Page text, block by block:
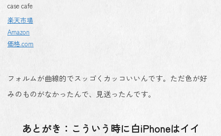
case cafe
楽天市場
Amazon
価格.com
フォルムが曲線的でスッゴくカッコいいんです。ただ色が好
みのものがなかったんで、見送ったんです。
あとがき：こういう時に白iPhoneはイイ